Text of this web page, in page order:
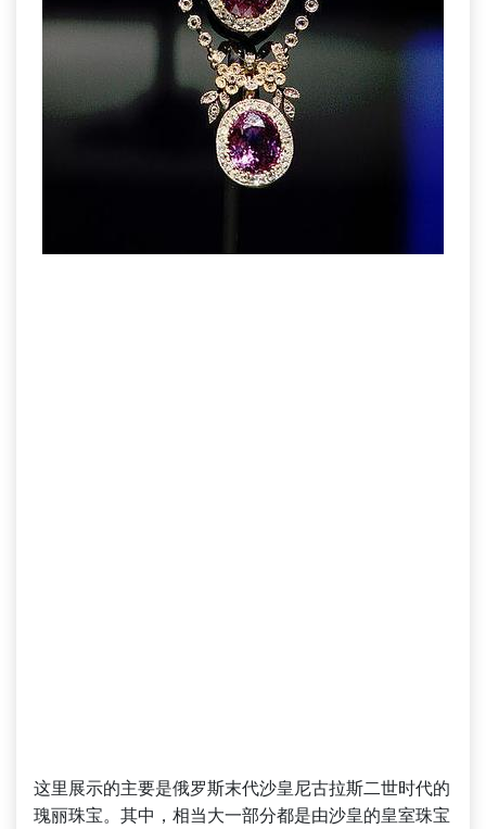
这里展示的主要是俄罗斯末代沙皇尼古拉斯二世时代的
瑰丽珠宝。其中，相当大一部分都是由沙皇的皇室珠宝